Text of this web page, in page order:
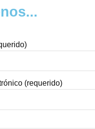
(requerido)